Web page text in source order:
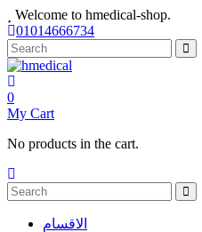
Welcome to hmedical-shop.
01014666734
0
My Cart
No products in the cart.
الاقسام